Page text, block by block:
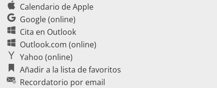
Calendario de Apple
Google (online)
Cita en Outlook
Outlook.com (online)
Yahoo (online)
Añadir a la lista de favoritos
Recordatorio por email